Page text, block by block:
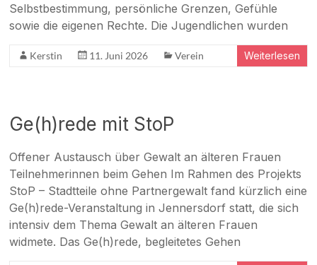
Selbstbestimmung, persönliche Grenzen, Gefühle
sowie die eigenen Rechte. Die Jugendlichen wurden
Kerstin 11. Juni 2026 Verein Weiterlesen
Ge(h)rede mit StoP
Offener Austausch über Gewalt an älteren Frauen
Teilnehmerinnen beim Gehen Im Rahmen des Projekts
StoP – Stadtteile ohne Partnergewalt fand kürzlich eine
Ge(h)rede-Veranstaltung in Jennersdorf statt, die sich
intensiv dem Thema Gewalt an älteren Frauen
widmete. Das Ge(h)rede, begleitetes Gehen